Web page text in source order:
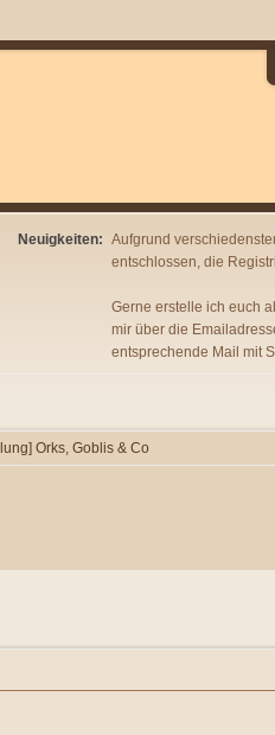
Neuigkeiten: Aufgrund
entschlossen, die
Gerne erstelle ich euch
mir über die
entsprechende Mail mit
Orks, Goblis & Co